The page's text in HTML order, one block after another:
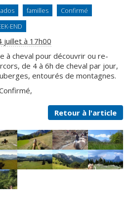
familles
Confirmé
END
juillet à 17h00
à cheval pour découvrir ou re-
de 4 à 6h de cheval par jour,
entourés de montagnes.
Retour à l'article